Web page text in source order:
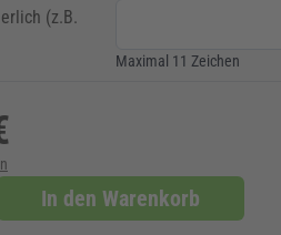
(z.B.
Maximal 11 Zeichen
In den Warenkorb